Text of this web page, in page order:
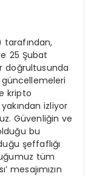
tarafından,
25 Şubat
doğrultusunda
kripto
izliyor
Güvenliğin ve
bu
şeffaflığı
tüm
mesajımızın